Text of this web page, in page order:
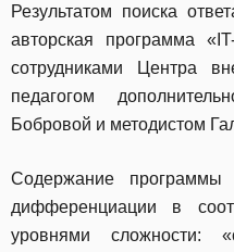
Результатом поиска
авторская программа
сотрудниками Центра
педагогом
Бобровой и методистом
Содержание программы
дифференциации в
уровнями сложности: